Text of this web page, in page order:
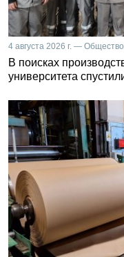
4 августа 2026 г. — Общество
В поисках
университета